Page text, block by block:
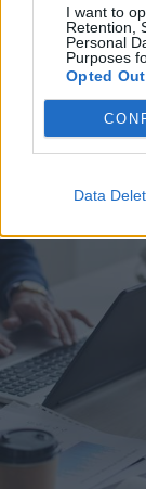
I want to
Retention,
Personal
Purposes
Opted Out
Data
ALTO MILANESE
A luglio
di
nascite